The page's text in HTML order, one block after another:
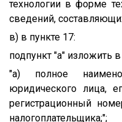
технологии в форме
сведений,
в) в пункте 17:
подпункт "а" изложить
"а) полное
юридического лица,
регистрационный
налогоплательщика;";